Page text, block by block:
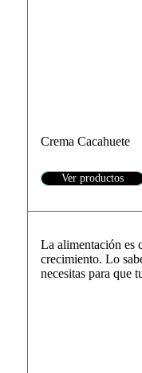
Crema Cacahuete
Ver productos
La alimentación es
crecimiento. Lo
necesitas para que